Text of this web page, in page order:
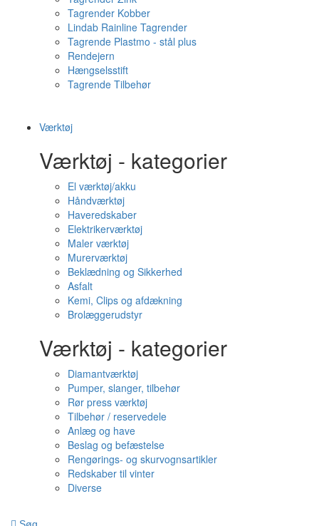
Tagrender Kobber
Lindab Rainline Tagrender
Tagrende Plastmo - stål plus
Rendejern
Hængselsstift
Tagrende Tilbehør
Værktøj
Værktøj - kategorier
El værktøj/akku
Håndværktøj
Haveredskaber
Elektrikerværktøj
Maler værktøj
Murerværktøj
Beklædning og Sikkerhed
Asfalt
Kemi, Clips og afdækning
Brolæggerudstyr
Værktøj - kategorier
Diamantværktøj
Pumper, slanger, tilbehør
Rør press værktøj
Tilbehør / reservedele
Anlæg og have
Beslag og befæstelse
Rengørings- og skurvognsartikler
Redskaber til vinter
Diverse